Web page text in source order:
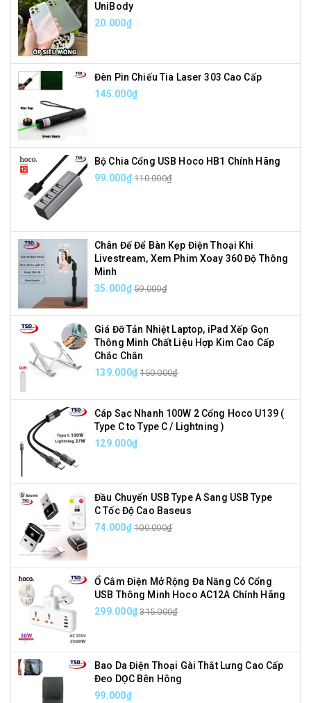
UniBody
20.000₫
Đèn Pin Chiếu Tia Laser 303 Cao Cấp
145.000₫
Bộ Chia Cổng USB Hoco HB1 Chính Hãng
99.000₫ 110.000₫
Chân Đế Để Bàn Kẹp Điện Thoại Khi
Livestream, Xem Phim Xoay 360 Độ Thông
Minh
35.000₫ 59.000₫
Giá Đỡ Tản Nhiệt Laptop, iPad Xếp Gọn
Thông Minh Chất Liệu Hợp Kim Cao Cấp
Chắc Chắn
139.000₫ 150.000₫
Cáp Sạc Nhanh 100W 2 Cổng Hoco U139 (
Type C to Type C / Lightning )
129.000₫
Đầu Chuyển USB Type A Sang USB Type
C Tốc Độ Cao Baseus
74.000₫ 100.000₫
Ổ Cắm Điện Mở Rộng Đa Năng Có Cổng
USB Thông Minh Hoco AC12A Chính Hãng
299.000₫ 315.000₫
Bao Da Điện Thoại Gài Thắt Lưng Cao Cấp
Đeo DỌC Bên Hông
99.000₫